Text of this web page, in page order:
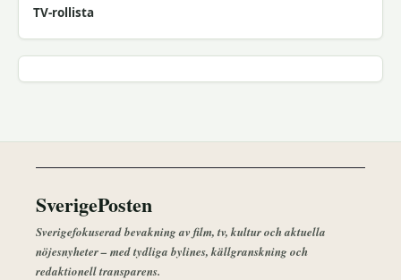
TV-rollista
SverigePosten
Sverigefokuserad bevakning av film, tv, kultur och aktuella
nöjesnyheter – med tydliga bylines, källgranskning och
redaktionell transparens.